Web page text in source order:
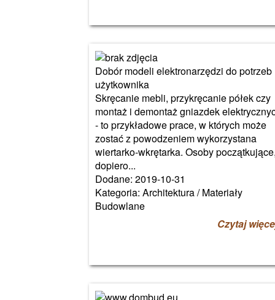
Dobór modeli elektronarzędzi do potrzeb
użytkownika
Skręcanie mebli, przykręcanie półek czy
montaż i demontaż gniazdek
- to przykładowe prace, w których może
zostać z powodzeniem wykorzystana
wiertarko-wkrętarka. Osoby
dopiero...
Dodane: 2019-10-31
Kategoria: Architektura / Materiały
Budowlane
Czytaj